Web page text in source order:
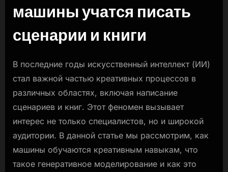
Как
машины
учатся
писать
и
книги.
машины учатся писать
сценарии и книги
В последние годы искусственный интеллект (ИИ)
стал важной частью креативных процессов в
различных областях, включая написание
сценариев и книг. Этот феномен вызывает
интерес не только специалистов, но и широкой
аудитории. В данной статье мы рассмотрим, как
машины обучаются креативным навыкам, что
такое генеративное моделирование и как это